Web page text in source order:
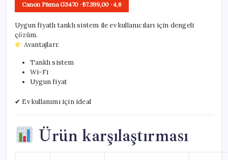
Canon Pixma G3470 · ₺7.399,00 ·4,6
Uygun fiyatlı tanklı sistem ile ev kullanıcıları için dengeli
çözüm.
Avantajları:
Tanklı sistem
Wi-Fi
Uygun fiyat
✔ Ev kullanımı için ideal
Ürün karşılaştırması